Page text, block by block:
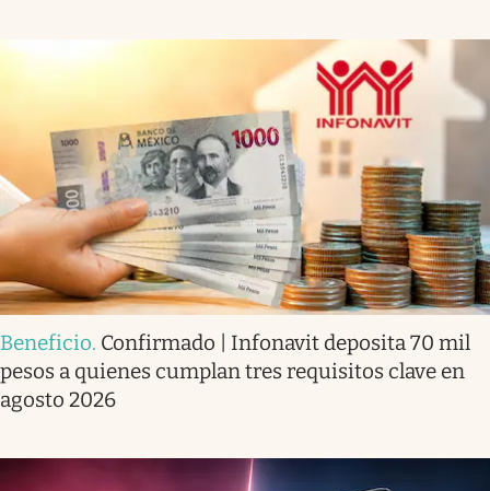
Beneficio. Confirmado | Infonavit deposita 70 mil
pesos a quienes cumplan tres requisitos clave en
agosto 2026